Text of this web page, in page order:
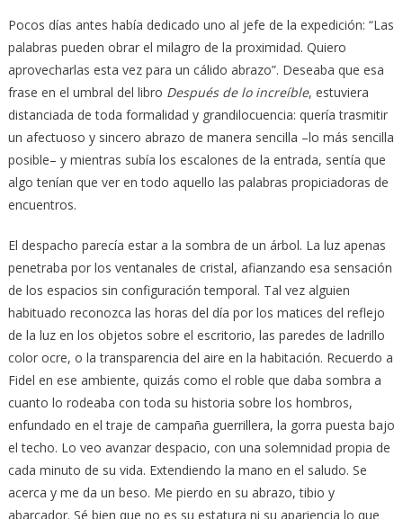
Pocos días antes había dedicado uno al jefe de la expedición: “Las
palabras pueden obrar el milagro de la proximidad. Quiero
aprovecharlas esta vez para un cálido abrazo”. Deseaba que esa
frase en el umbral del libro Después de lo increíble, estuviera
distanciada de toda formalidad y grandilocuencia: quería trasmitir
un afectuoso y sincero abrazo de manera sencilla –lo más sencilla
posible– y mientras subía los escalones de la entrada, sentía que
algo tenían que ver en todo aquello las palabras propiciadoras de
encuentros.
El despacho parecía estar a la sombra de un árbol. La luz apenas
penetraba por los ventanales de cristal, afianzando esa sensación
de los espacios sin configuración temporal. Tal vez alguien
habituado reconozca las horas del día por los matices del reflejo
de la luz en los objetos sobre el escritorio, las paredes de ladrillo
color ocre, o la transparencia del aire en la habitación. Recuerdo a
Fidel en ese ambiente, quizás como el roble que daba sombra a
cuanto lo rodeaba con toda su historia sobre los hombros,
enfundado en el traje de campaña guerrillera, la gorra puesta bajo
el techo. Lo veo avanzar despacio, con una solemnidad propia de
cada minuto de su vida. Extendiendo la mano en el saludo. Se
acerca y me da un beso. Me pierdo en su abrazo, tibio y
abarcador. Sé bien que no es su estatura ni su apariencia lo que